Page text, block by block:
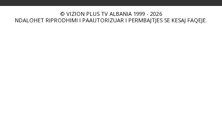
© VIZION PLUS TV ALBANIA 1999 - 2026
NDALOHET RIPRODHIMI I PAAUTORIZUAR I PERMBAJTJES SE KESAJ FAQEJE.